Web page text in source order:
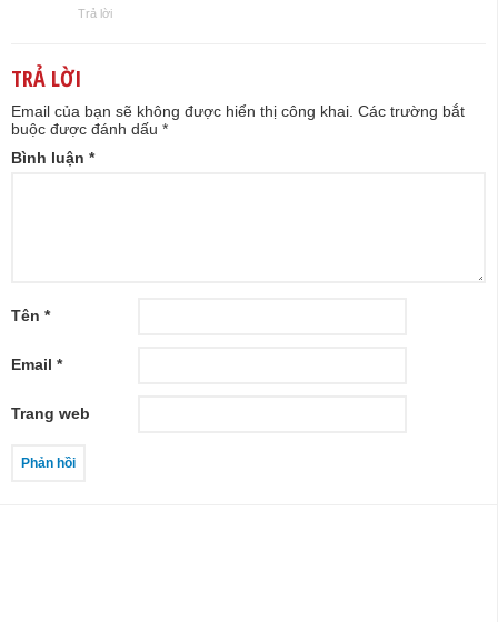
Trả lời
TRẢ LỜI
Email của bạn sẽ không được hiển thị công khai. Các trường bắt
buộc được đánh dấu *
Bình luận *
Tên *
Email *
Trang web